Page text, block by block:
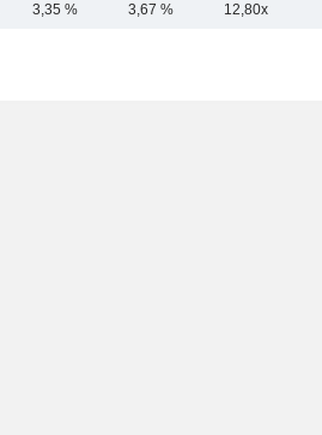
3,35 % 3,67 % 12,80x